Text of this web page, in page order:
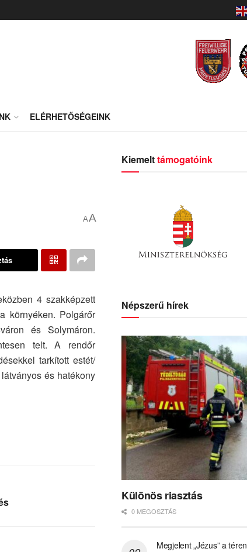
ELÉRHETŐSÉGEINK
AA
4 szakképzett
környéken. Polgárőr
és Solymáron.
telt. A rendőr
tarkított estét/
és hatékony
Kiemelttámogatóink
Népszerű hírek
Különös riasztás
0 MEGOSZTÁS
Megjelent „Jézus” a téren